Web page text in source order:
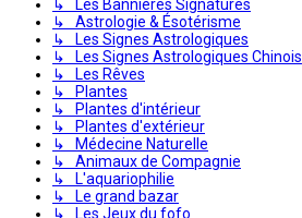
↳ Les Bannières Signatures
↳ Astrologie & Ésotérisme
↳ Les Signes Astrologiques
↳ Les Signes Astrologiques Chinois
↳ Les Rêves
↳ Plantes
↳ Plantes d'intérieur
↳ Plantes d'extérieur
↳ Médecine Naturelle
↳ Animaux de Compagnie
↳ L'aquariophilie
↳ Le grand bazar
↳ Les Jeux du fofo